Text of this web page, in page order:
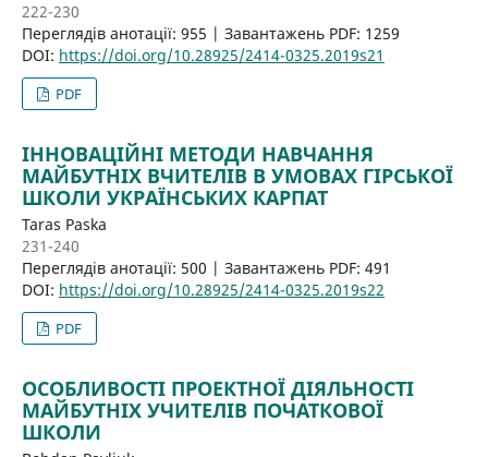
222-230
Переглядів анотації: 955 | Завантажень PDF: 1259
DOI: https://doi.org/10.28925/2414-0325.2019s21
PDF
ІННОВАЦІЙНІ МЕТОДИ НАВЧАННЯ
МАЙБУТНІХ ВЧИТЕЛІВ В УМОВАХ ГІРСЬКОЇ
ШКОЛИ УКРАЇНСЬКИХ КАРПАТ
Taras Paska
231-240
Переглядів анотації: 500 | Завантажень PDF: 491
DOI: https://doi.org/10.28925/2414-0325.2019s22
PDF
ОСОБЛИВОСТІ ПРОЕКТНОЇ ДІЯЛЬНОСТІ
МАЙБУТНІХ УЧИТЕЛІВ ПОЧАТКОВОЇ
ШКОЛИ